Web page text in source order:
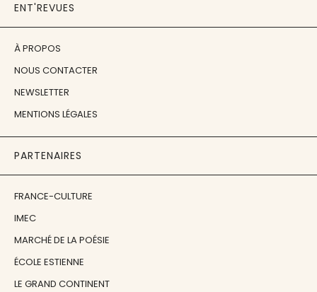
ENT'REVUES
À PROPOS
NOUS CONTACTER
NEWSLETTER
MENTIONS LÉGALES
PARTENAIRES
FRANCE-CULTURE
IMEC
MARCHÉ DE LA POÉSIE
ÉCOLE ESTIENNE
LE GRAND CONTINENT